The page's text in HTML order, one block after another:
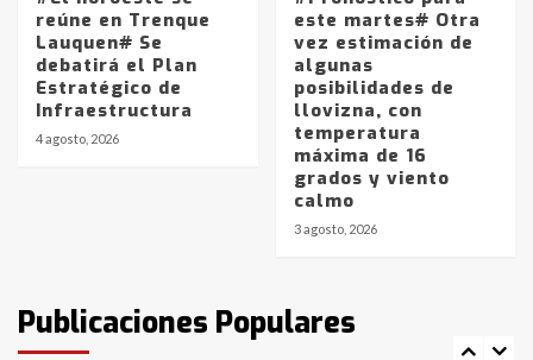
reúne en Trenque
Lauquen# Se
debatirá el Plan
Estratégico de
Infraestructura
4 agosto, 2026
este martes# Otra
vez estimación de
algunas
posibilidades de
llovizna, con
temperatura
máxima de 16
grados y viento
calmo
3 agosto, 2026
Publicaciones Populares
5
Los precios de los combustibles en
La Pampa, desde YPF hasta Axion
entre 857 a 1338 pesos
La Bolsa de Cereales de Bahía
Blanca anticipa que Agosto vendrá
con lluvias y heladas, en gran parte
fueron detenidos por
comercialización de drogas en la
tarde del sábado